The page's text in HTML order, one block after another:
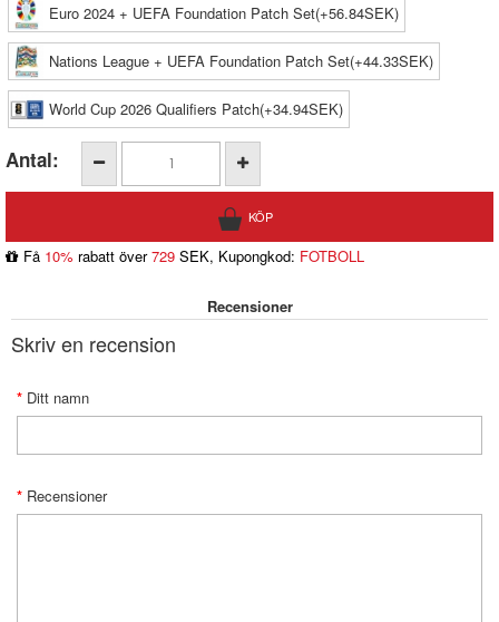
Euro 2024 + UEFA Foundation Patch Set(+56.84SEK)
Nations League + UEFA Foundation Patch Set(+44.33SEK)
World Cup 2026 Qualifiers Patch(+34.94SEK)
Antal:
Få 10% rabatt över729 SEK, Kupongkod: FOTBOLL
Recensioner
Skriv en recension
Ditt namn
Recensioner